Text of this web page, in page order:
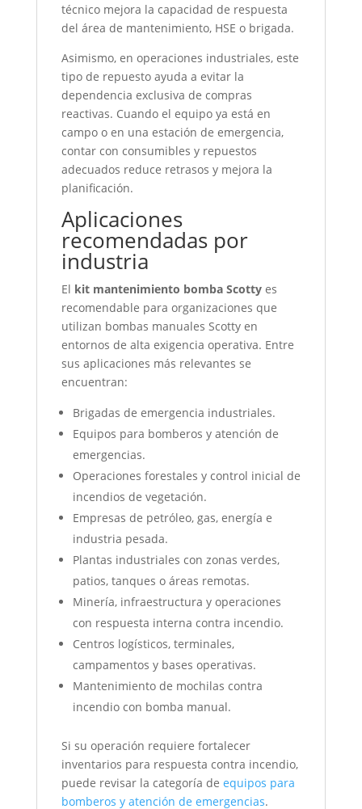
técnico mejora la capacidad de respuesta
del área de mantenimiento, HSE o brigada.
Asimismo, en operaciones industriales, este
tipo de repuesto ayuda a evitar la
dependencia exclusiva de compras
reactivas. Cuando el equipo ya está en
campo o en una estación de emergencia,
contar con consumibles y repuestos
adecuados reduce retrasos y mejora la
planificación.
Aplicaciones
recomendadas por
industria
El kit mantenimiento bomba Scottyes
recomendable para organizaciones que
utilizan bombas manuales Scotty en
entornos de alta exigencia operativa. Entre
sus aplicaciones más relevantes se
encuentran:
Brigadas de emergencia industriales.
Equipos para bomberos y atención de
emergencias.
Operaciones forestales y control inicial de
incendios de vegetación.
Empresas de petróleo, gas, energía e
industria pesada.
Plantas industriales con zonas verdes,
patios, tanques o áreas remotas.
Minería, infraestructura y operaciones
con respuesta interna contra incendio.
Centros logísticos, terminales,
campamentos y bases operativas.
Mantenimiento de mochilas contra
incendio con bomba manual.
Si su operación requiere fortalecer
inventarios para respuesta contra incendio,
puede revisar la categoría de equipos para
bomberos y atención de emergencias.